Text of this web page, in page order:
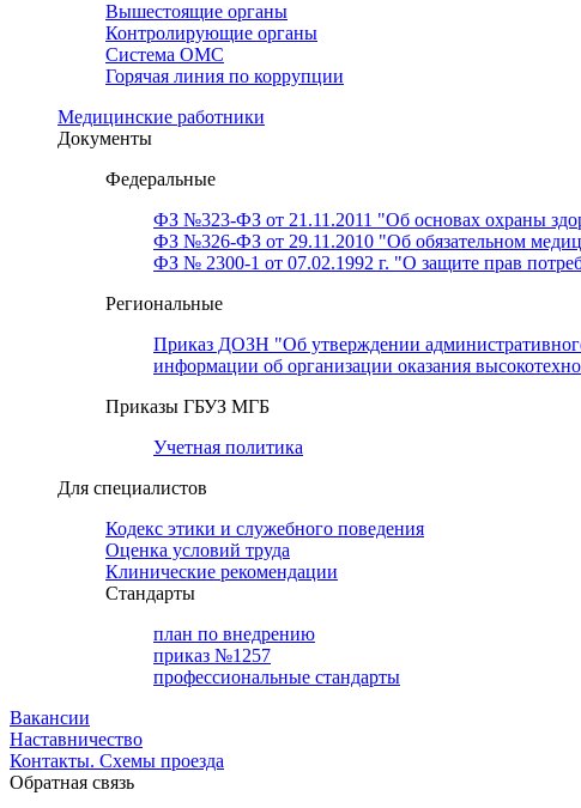
Вышестоящие органы
Контролирующие органы
Система ОМС
Горячая линия по коррупции
Медицинские работники
Документы
Федеральные
ФЗ №323-ФЗ от 21.11.2011 "Об основах охраны
ФЗ №326-ФЗ от 29.11.2010 "Об обязательном
ФЗ № 2300-1 от 07.02.1992 г. "О защите прав
Региональные
Приказ ДОЗН "Об утверждении административного
информации об организации оказания
Приказы ГБУЗ МГБ
Учетная политика
Для специалистов
Кодекс этики и служебного поведения
Оценка условий труда
Клинические рекомендации
Cтандарты
план по внедрению
приказ №1257
профессиональные стандарты
Вакансии
Наставничество
Контакты. Схемы проезда
Обратная связь